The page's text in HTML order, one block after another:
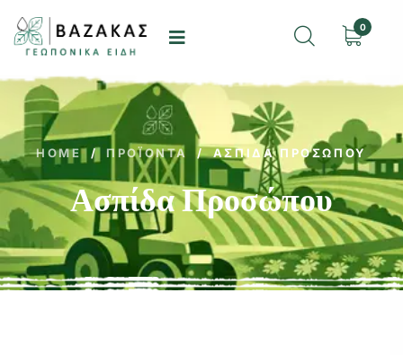
0
HOME / ΠΡΟΪΌΝΤΑ / ΑΣΠΊΔΑ ΠΡΟΣΏΠΟΥ
Ασπίδα Προσώπου